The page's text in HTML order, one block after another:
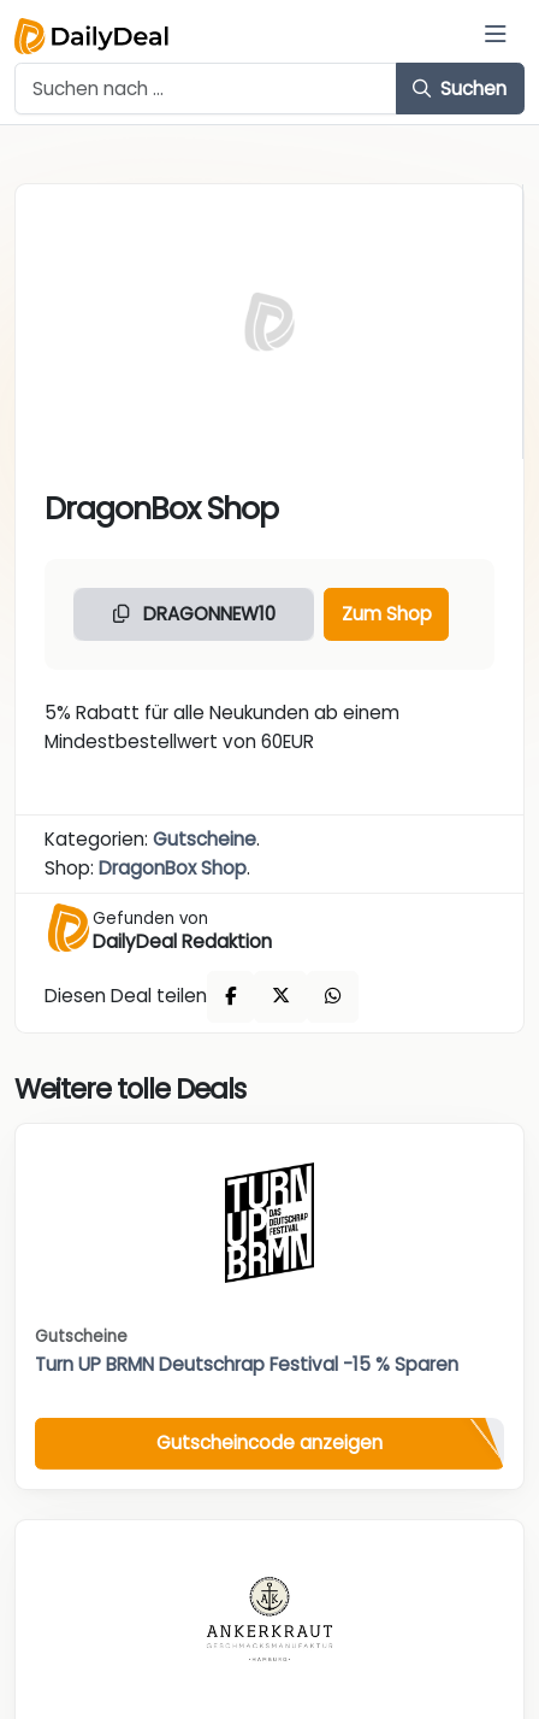
Suchen
DragonBox Shop
DRAGONNEW10 Zum Shop
5% Rabatt für alle Neukunden ab einem
Mindestbestellwert von 60EUR
Kategorien: Gutscheine.
Shop: DragonBox Shop.
Gefunden von
DailyDeal Redaktion
Diesen Deal teilen
Weitere tolle Deals
Gutscheine
Turn UP BRMN Deutschrap Festival -15 % Sparen
Gutscheincode anzeigen